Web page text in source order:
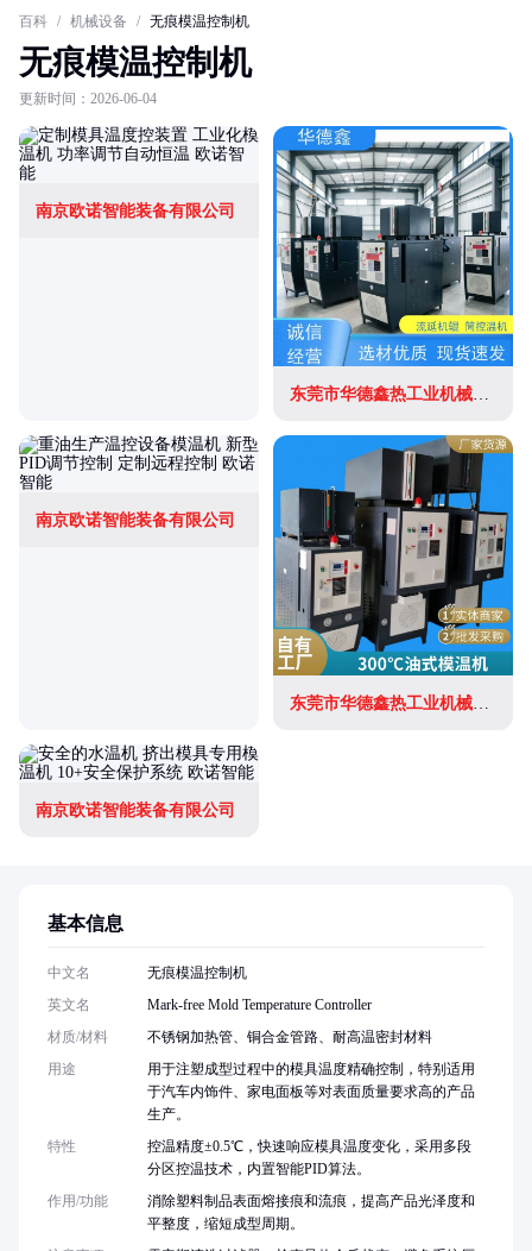
百科 / 机械设备 / 无痕模温控制机
无痕模温控制机
更新时间：2026-06-04
南京欧诺智能装备有限公司
东莞市华德鑫热工业机械有限公司
南京欧诺智能装备有限公司
东莞市华德鑫热工业机械有限公司
南京欧诺智能装备有限公司
基本信息
中文名
无痕模温控制机
英文名
Mark-free Mold Temperature Controller
材质/材料
不锈钢加热管、铜合金管路、耐高温密封材料
用途
用于注塑成型过程中的模具温度精确控制，特别适用
于汽车内饰件、家电面板等对表面质量要求高的产品
生产。
特性
控温精度±0.5℃，快速响应模具温度变化，采用多段
分区控温技术，内置智能PID算法。
作用/功能
消除塑料制品表面熔接痕和流痕，提高产品光泽度和
平整度，缩短成型周期。